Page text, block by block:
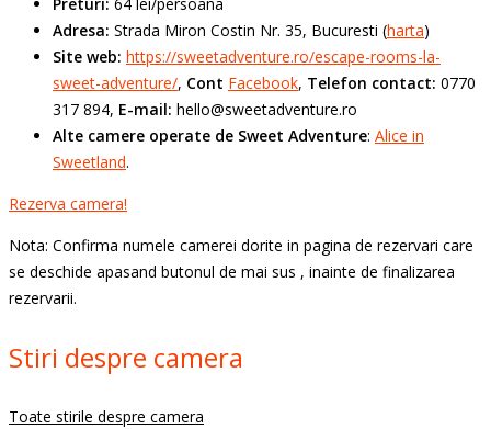
Preturi: 64 lei/persoana
Adresa: Strada Miron Costin Nr. 35, Bucuresti (harta)
Site web: https://sweetadventure.ro/escape-rooms-la-
sweet-adventure/, Cont Facebook, Telefon contact: 0770
317 894, E-mail: hello@sweetadventure.ro
Alte camere operate de Sweet Adventure: Alice in
Sweetland.
Rezerva camera!
Nota: Confirma numele camerei dorite in pagina de rezervari care
se deschide apasand butonul de mai sus , inainte de finalizarea
rezervarii.
Stiri despre camera
Toate stirile despre camera